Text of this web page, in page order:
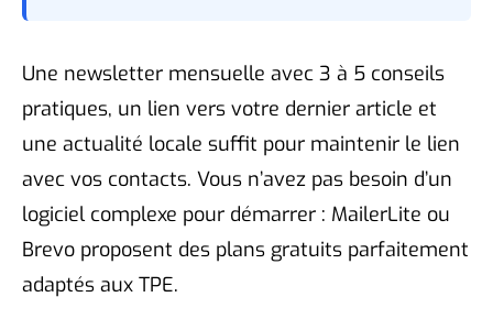
Une newsletter mensuelle avec 3 à 5 conseils
pratiques, un lien vers votre dernier article et
une actualité locale suffit pour maintenir le lien
avec vos contacts. Vous n’avez pas besoin d’un
logiciel complexe pour démarrer : MailerLite ou
Brevo proposent des plans gratuits parfaitement
adaptés aux TPE.